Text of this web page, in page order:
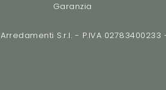
Garanzia
S.r.l. - P.IVA